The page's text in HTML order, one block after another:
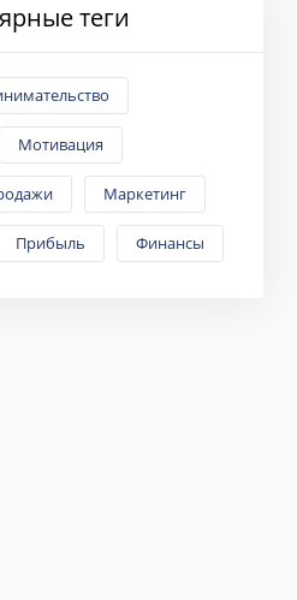
теги
Мотивация
Маркетинг
Прибыль Финансы